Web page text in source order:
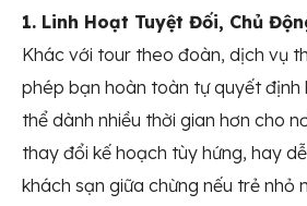
1. Linh Hoạt Tuyệt Đối, Chủ
Khác với tour theo đoàn, dịch vụ
phép bạn hoàn toàn tự quyết định
thể dành nhiều thời gian hơn cho
thay đổi kế hoạch tùy hứng, hay
khách sạn giữa chừng nếu trẻ nhỏ